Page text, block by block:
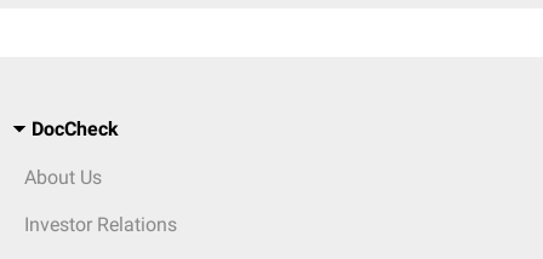
DocCheck
About Us
Investor Relations